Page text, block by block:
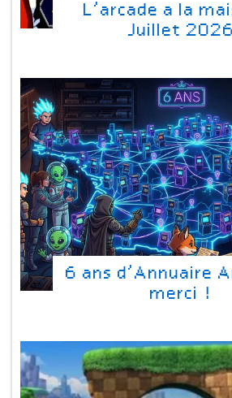
L’arcade a la
Juillet 2026
6 ans d’Annuaire
merci !